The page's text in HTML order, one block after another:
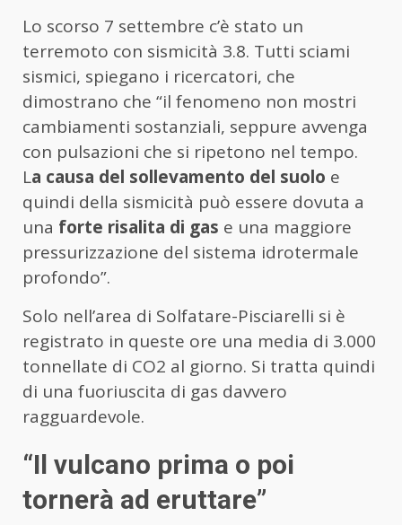
Lo scorso 7 settembre c’è stato un
terremoto con sismicità 3.8. Tutti sciami
sismici, spiegano i ricercatori, che
dimostrano che “il fenomeno non mostri
cambiamenti sostanziali, seppure avvenga
con pulsazioni che si ripetono nel tempo.
La causa del sollevamento del suolo e
quindi della sismicità può essere dovuta a
una forte risalita di gas e una maggiore
pressurizzazione del sistema idrotermale
profondo”.
Solo nell’area di Solfatare-Pisciarelli si è
registrato in queste ore una media di 3.000
tonnellate di CO2 al giorno. Si tratta quindi
di una fuoriuscita di gas davvero
ragguardevole.
“Il vulcano prima o poi
tornerà ad eruttare”